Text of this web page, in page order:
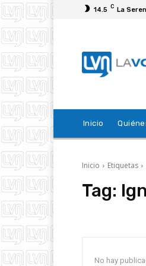
14.5 C La
Inicio
Inicio Etiquetas
Tag:
No hay